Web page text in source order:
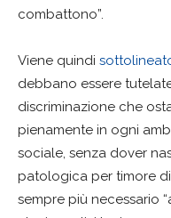
combattono”.
Viene quindi
debbano essere
discriminazione che
pienamente in ogni
sociale, senza dover
patologica per timore di
sempre più necessario